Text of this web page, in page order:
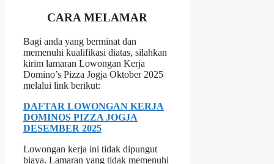
CARA MELAMAR
Bagi anda yang berminat dan
memenuhi kualifikasi diatas, silahkan
kirim lamaran Lowongan Kerja
Domino’s Pizza Jogja Oktober 2025
melalui link berikut:
DAFTAR LOWONGAN KERJA
DOMINOS PIZZA JOGJA
DESEMBER 2025
Lowongan kerja ini tidak dipungut
biaya. Lamaran yang tidak memenuhi